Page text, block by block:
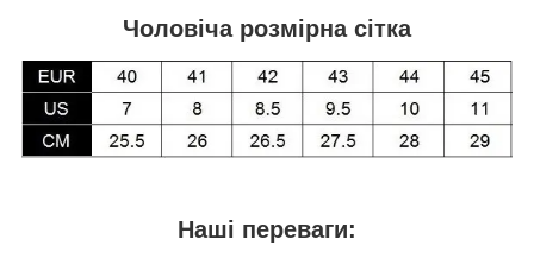
Чоловіча розмірна сітка
Наші переваги: